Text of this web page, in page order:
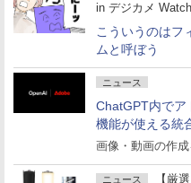
in デジカメ Watch
こういうのはフ
ムと呼ぼう
ニュース
ChatGPT内でア
機能が使える統
画像・動画の作
ニュース 【厳